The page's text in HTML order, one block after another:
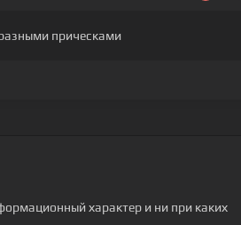
прическами
характер и ни при каких